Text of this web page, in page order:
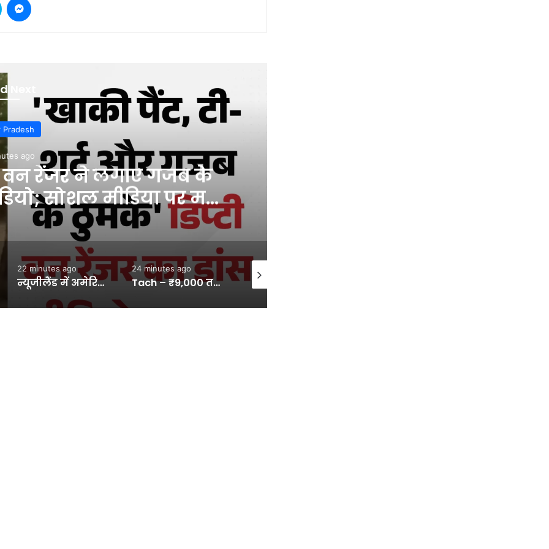
Next
ago
कप्तान सबसे ज्यादा रन
नंबर-3 पर है भारतीय
नाम #INA
24 minutes ago
Tach – ₹9,000 तक सस्ता हो गया ये पॉपुलर फ्लैगशिप फोन, मिलेगी 7,000mAh बैटरी और कई खासियत
30 minutes ago
UP News: Greater Noida: पुलिस की वर्दी में बदमाशों ने GST कंसल्टेंट को 7 घंटे तक बनाए रखा बंधक, वसूले 29 लाख… 19 दिन बाद भी केस दर्ज नहीं – INA